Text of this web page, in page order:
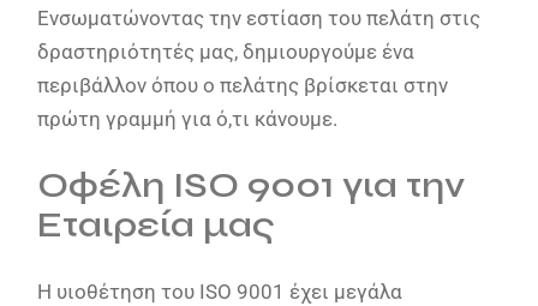
Ενσωματώνοντας την εστίαση του πελάτη στις
δραστηριότητές μας, δημιουργούμε ένα
περιβάλλον όπου ο πελάτης βρίσκεται στην
πρώτη γραμμή για ό,τι κάνουμε.
Οφέλη ISO 9001 για την
Εταιρεία μας
Η υιοθέτηση του ISO 9001 έχει μεγάλα